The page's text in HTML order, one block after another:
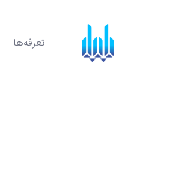
تعرفه‌ها